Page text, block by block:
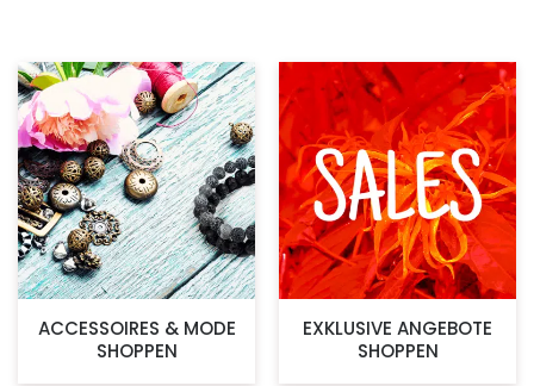
ACCESSOIRES & MODE
SHOPPEN
EXKLUSIVE ANGEBOTE
SHOPPEN